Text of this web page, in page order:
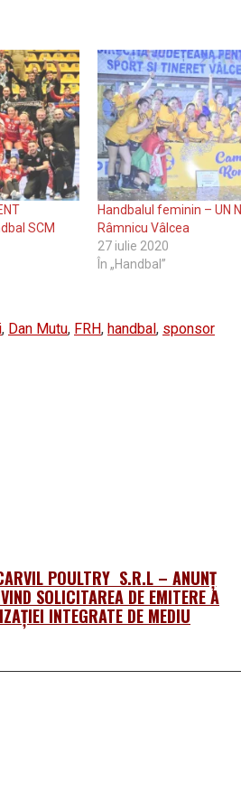
SCM
Handbalul feminin – UN
Râmnicu Vâlcea
27 iulie 2020
În „Handbal”
, Dan Mutu, FRH, handbal, sponsor
POULTRY S.R.L – ANUNȚ
SOLICITAREA DE EMITERE A
INTEGRATE DE MEDIU